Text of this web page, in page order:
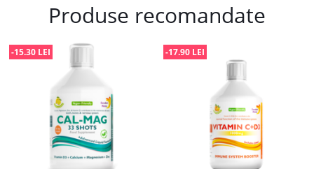
Produse recomandate
-15.30 LEI -17.90 LEI